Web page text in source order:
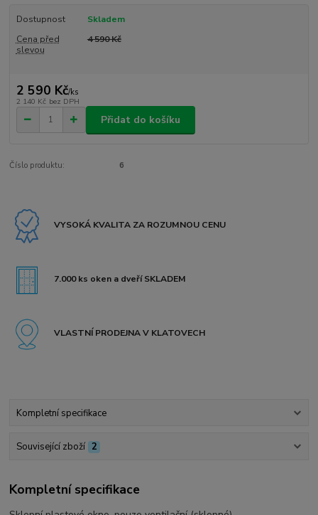
Dostupnost
Skladem
Cena před
slevou
4 590 Kč
2 590 Kč/ks
2 140 Kč bez DPH
Přidat do košíku
Číslo produktu: 6
VYSOKÁ KVALITA ZA ROZUMNOU CENU
7.000 ks oken a dveří SKLADEM
VLASTNÍ PRODEJNA V KLATOVECH
Kompletní specifikace
Související zboží 2
Kompletní specifikace